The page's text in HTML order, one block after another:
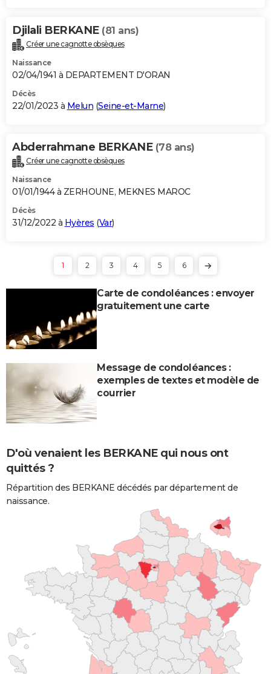
Djilali BERKANE (81 ans)
Créer une cagnotte obsèques
Naissance
02/04/1941 à DEPARTEMENT D'ORAN
Décès
22/01/2023 à Melun (Seine-et-Marne)
Abderrahmane BERKANE (78 ans)
Créer une cagnotte obsèques
Naissance
01/01/1944 à ZERHOUNE, MEKNES MAROC
Décès
31/12/2022 à Hyères (Var)
1 2 3 4 5 6
Carte de condoléances : envoyer
gratuitement une carte
Message de condoléances :
exemples de textes et modèle de
courrier
D'où venaient les BERKANE qui nous ont
quittés ?
Répartition des BERKANE décédés par département de
naissance.